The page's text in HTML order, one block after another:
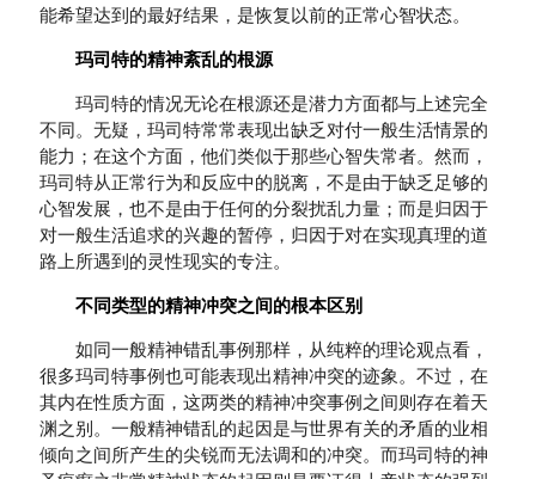
能希望达到的最好结果，是恢复以前的正常心智状态。
玛司特的精神紊乱的根源
玛司特的情况无论在根源还是潜力方面都与上述完全
不同。无疑，玛司特常常表现出缺乏对付一般生活情景的
能力；在这个方面，他们类似于那些心智失常者。然而，
玛司特从正常行为和反应中的脱离，不是由于缺乏足够的
心智发展，也不是由于任何的分裂扰乱力量；而是归因于
对一般生活追求的兴趣的暂停，归因于对在实现真理的道
路上所遇到的灵性现实的专注。
不同类型的精神冲突之间的根本区别
如同一般精神错乱事例那样，从纯粹的理论观点看，
很多玛司特事例也可能表现出精神冲突的迹象。不过，在
其内在性质方面，这两类的精神冲突事例之间则存在着天
渊之别。一般精神错乱的起因是与世界有关的矛盾的业相
倾向之间所产生的尖锐而无法调和的冲突。而玛司特的神